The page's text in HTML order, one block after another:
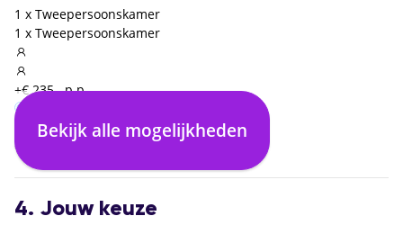
1 x Tweepersoonskamer
1 x Tweepersoonskamer
+€ 235,- p.p.
All inclusive
€ 0,- p.p.
Bekijk alle mogelijkheden
4. Jouw keuze